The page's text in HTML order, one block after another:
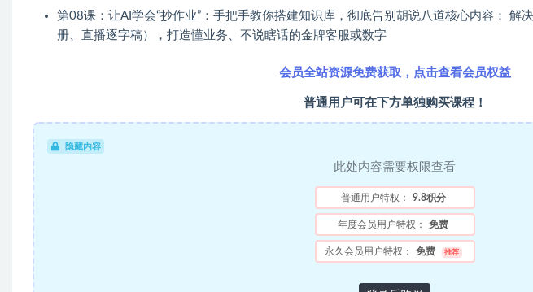
第08课：让AI学会“抄作业”：手把手教你搭建知识库，彻底告别胡说八道核心内容： 解
册、直播逐字稿），打造懂业务、不说瞎话的金牌客服或数字
会员全站资源免费获取，点击查看会员权益
普通用户可在下方单独购买课程！
隐藏内容
此处内容需要权限查看
普通用户特权： 9.8积分
年度会员用户特权： 免费
永久会员用户特权： 免费 推荐